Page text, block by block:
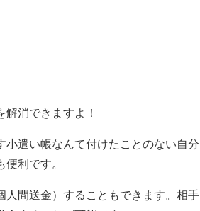
消できますよ！
小遣い帳なんて付けたことのない自分
利です。
人間送金）することもできます。相手